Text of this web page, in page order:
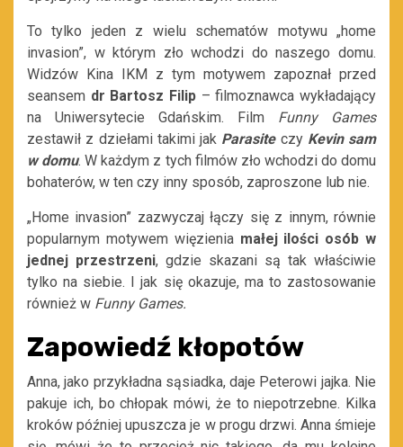
To tylko jeden z wielu schematów motywu „home
invasion”, w którym zło wchodzi do naszego domu.
Widzów Kina IKM z tym motywem zapoznał przed
seansem dr Bartosz Filip – filmoznawca wykładający
na Uniwersytecie Gdańskim. Film Funny Games
zestawił z dziełami takimi jak Parasiteczy Kevin sam
w domu. W każdym z tych filmów zło wchodzi do domu
bohaterów, w ten czy inny sposób, zaproszone lub nie.
„Home invasion” zazwyczaj łączy się z innym, równie
popularnym motywem więzienia małej ilości osób w
jednej przestrzeni, gdzie skazani są tak właściwie
tylko na siebie. I jak się okazuje, ma to zastosowanie
również w Funny Games.
Zapowiedź kłopotów
Anna, jako przykładna sąsiadka, daje Peterowi jajka. Nie
pakuje ich, bo chłopak mówi, że to niepotrzebne. Kilka
kroków później upuszcza je w progu drzwi. Anna śmieje